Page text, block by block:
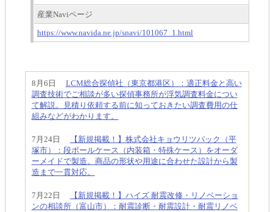
産業Naviページ
https://www.navida.ne.jp/snavi/101067_1.html
8月6日 LCM総合探偵社（東京都港区）：適正料金と高い
調査技術でご相談が多い探偵事務所が浮気調査料金につい
て解説。見積り依頼する前に知っておきたい調査費用の仕
組みなどがわかります。
7月24日
【新規掲載！】株式会社キョウリツパック（平
塚市）：段ボールケース（内装箱・特殊ケース）をオーダ
ーメイドで製造。商品の形状や用途に合わせた設計から製
造まで一貫対応。
7月22日
【新規掲載！】ハイズ 耐震改修・リノベーショ
ンの相談所（富山市）：耐震診断・耐震設計・耐震リノベ